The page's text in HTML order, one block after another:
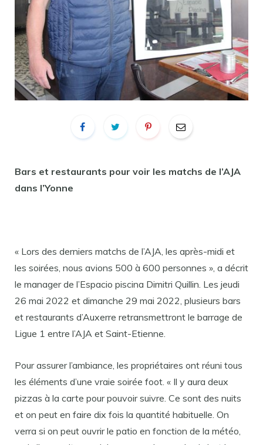
Bars et restaurants pour voir les matchs de l’AJA
dans l’Yonne
« Lors des derniers matchs de l’AJA, les après-midi et
les soirées, nous avions 500 à 600 personnes », a décrit
le manager de l’Espacio piscina Dimitri Quillin. Les jeudi
26 mai 2022 et dimanche 29 mai 2022, plusieurs bars
et restaurants d’Auxerre retransmettront le barrage de
Ligue 1 entre l’AJA et Saint-Etienne.
Pour assurer l’ambiance, les propriétaires ont réuni tous
les éléments d’une vraie soirée foot. « Il y aura deux
pizzas à la carte pour pouvoir suivre. Ce sont des nuits
et on peut en faire dix fois la quantité habituelle. On
verra si on peut ouvrir le patio en fonction de la météo,